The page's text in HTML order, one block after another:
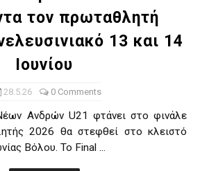
"Σκληρό" καρύδι η Φιλία Περάματος
φάση Στο f4 ΑΕ Ρέντη, Πέρα , Ερμής
τον πρωταθλητή
13 και 14
Ιουνίου
28.5.26 0 Comments
Ανδρών U21 φτάνει στο φινάλε
2026 θα στεφθεί στο κλειστό
Βόλου. Το Final ...